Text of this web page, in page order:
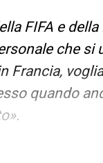
FIFA e
che si
Francia,
quando